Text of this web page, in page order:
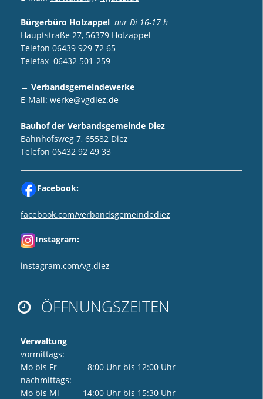
Bürgerbüro Holzappel nur Di 16-17 h
Hauptstraße 27, 56379 Holzappel
Telefon 06439 929 72 65
Telefax 06432 501-259
→ Verbandsgemeindewerke
E-Mail: werke@vgdiez.de
Bauhof der Verbandsgemeinde Diez
Bahnhofsweg 7, 65582 Diez
Telefon 06432 92 49 33
Facebook:
facebook.com/verbandsgemeindediez
Instagram:
instagram.com/vg.diez
 ÖFFNUNGSZEITEN
Verwaltung
vormittags:
Mo bis Fr 8:00 Uhr bis 12:00 Uhr
nachmittags:
Mo bis Mi 14:00 Uhr bis 15:30 Uhr